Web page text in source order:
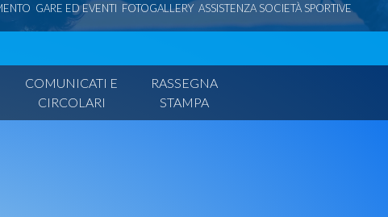
GARE ED EVENTI FOTOGALLERY ASSISTENZA SOCIETÀ SPORTIVE
COMUNICATI E
CIRCOLARI
RASSEGNA
STAMPA